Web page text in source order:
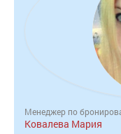
Менеджер по
Ковалева Мария